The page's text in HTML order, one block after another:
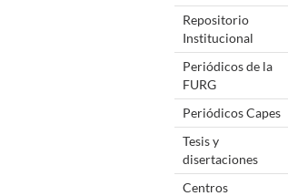
Repositorio
Institucional
Periódicos de la
FURG
Periódicos Capes
Tesis y
disertaciones
Centros